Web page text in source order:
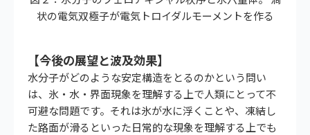
状の電気双極子が電気トロイダルモーメントを作る
【今後の展望と波及効果】
水分子がどのような安定構造をとるのかという問い
は、氷・水・界面現象を理解する上で人類にとって不
可避な問題です。それは氷が水に浮くことや、凍結し
た路面が滑るといった日常的な現象を理解する上でも